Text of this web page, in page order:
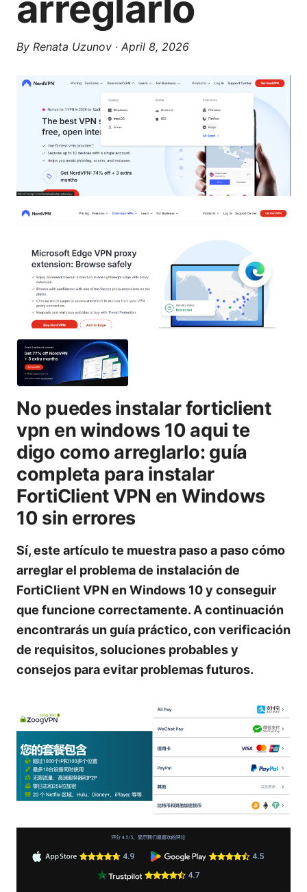
By Renata Uzunov · April 8, 2026
No puedes instalar forticlient
vpn en windows 10 aqui te
digo como arreglarlo: guía
completa para instalar
FortiClient VPN en Windows
10 sin errores
Sí, este artículo te muestra paso a paso cómo
arreglar el problema de instalación de
FortiClient VPN en Windows 10 y conseguir
que funcione correctamente. A continuación
encontrarás un guía práctico, con verificación
de requisitos, soluciones probables y
consejos para evitar problemas futuros.